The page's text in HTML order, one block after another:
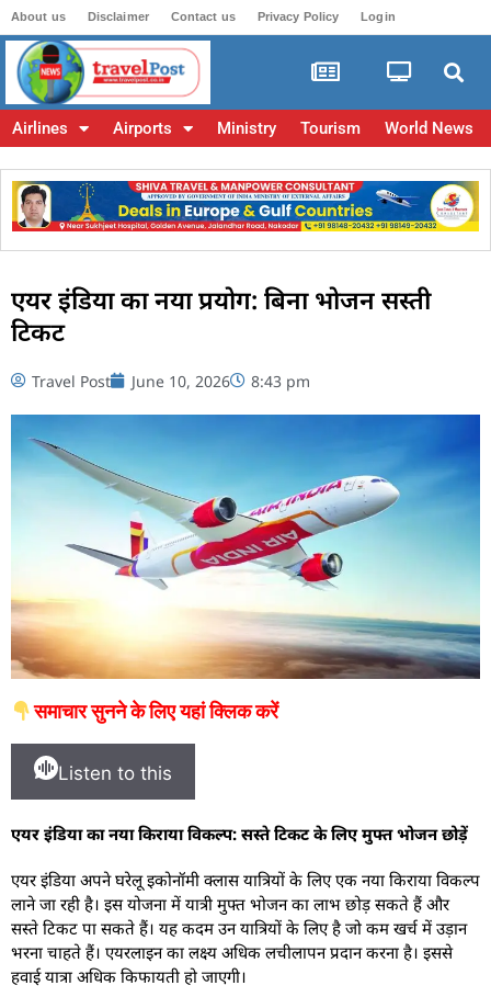
About us Disclaimer Contact us Privacy Policy Login
Airlines Airports Ministry Tourism World News
एयर इंडिया का नया प्रयोग: बिना भोजन सस्ती
टिकट
Travel Post June 10, 2026 8:43 pm
समाचार सुनने के लिए यहां क्लिक करें
Listen to this
एयर इंडिया का नया किराया विकल्प: सस्ते टिकट के लिए मुफ्त भोजन छोड़ें
एयर इंडिया अपने घरेलू इकोनॉमी क्लास यात्रियों के लिए एक नया किराया विकल्प
लाने जा रही है। इस योजना में यात्री मुफ्त भोजन का लाभ छोड़ सकते हैं और
सस्ते टिकट पा सकते हैं। यह कदम उन यात्रियों के लिए है जो कम खर्च में उड़ान
भरना चाहते हैं। एयरलाइन का लक्ष्य अधिक लचीलापन प्रदान करना है। इससे
हवाई यात्रा अधिक किफायती हो जाएगी।